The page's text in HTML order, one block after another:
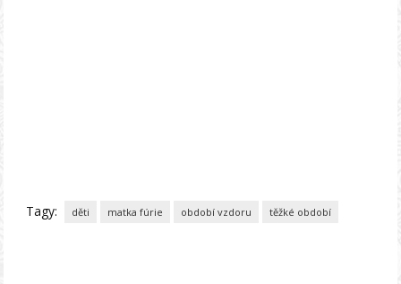
Tagy: děti matka fúrie období vzdoru těžké období